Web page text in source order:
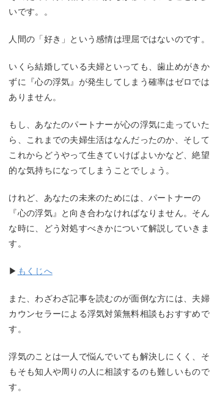
いです。。
人間の「好き」という感情は理屈ではないのです。
いくら結婚している夫婦といっても、歯止めがきか
ずに『心の浮気』が発生してしまう確率はゼロでは
ありません。
もし、あなたのパートナーが心の浮気に走っていた
ら、これまでの夫婦生活はなんだったのか、そして
これからどうやって生きていけばよいかなど、絶望
的な気持ちになってしまうことでしょう。
けれど、あなたの未来のためには、パートナーの
『心の浮気』と向き合わなければなりません。そん
な時に、どう対処すべきかについて解説していきま
す。
▶ もくじへ
また、わざわざ記事を読むのが面倒な方には、夫婦
カウンセラーによる浮気対策無料相談もおすすめで
す。
浮気のことは一人で悩んでいても解決しにくく、そ
もそも知人や周りの人に相談するのも難しいもので
す。